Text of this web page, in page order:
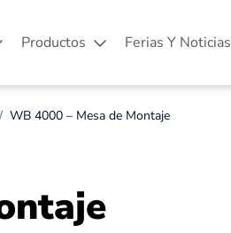
Productos Ferias Y Noticias
WB 4000 – Mesa de Montaje